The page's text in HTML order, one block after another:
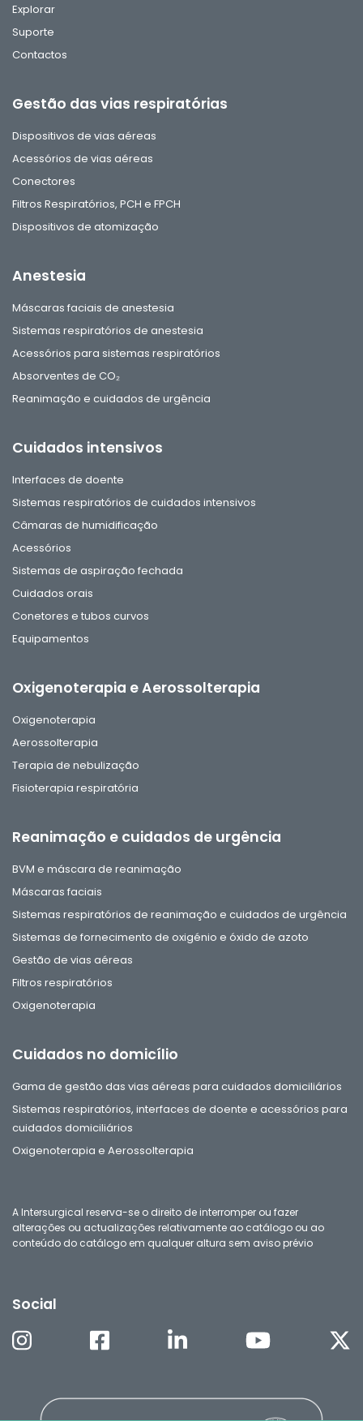
Explorar
Suporte
Contactos
Gestão das vias respiratórias
Dispositivos de vias aéreas
Acessórios de vias aéreas
Conectores
Filtros Respiratórios, PCH e FPCH
Dispositivos de atomização
Anestesia
Máscaras faciais de anestesia
Sistemas respiratórios de anestesia
Acessórios para sistemas respiratórios
Absorventes de CO₂
Reanimação e cuidados de urgência
Cuidados intensivos
Interfaces de doente
Sistemas respiratórios de cuidados intensivos
Câmaras de humidificação
Acessórios
Sistemas de aspiração fechada
Cuidados orais
Conetores e tubos curvos
Equipamentos
Oxigenoterapia e Aerossolterapia
Oxigenoterapia
Aerossolterapia
Terapia de nebulização
Fisioterapia respiratória
Reanimação e cuidados de urgência
BVM e máscara de reanimação
Máscaras faciais
Sistemas respiratórios de reanimação e cuidados de urgência
Sistemas de fornecimento de oxigénio e óxido de azoto
Gestão de vias aéreas
Filtros respiratórios
Oxigenoterapia
Cuidados no domicílio
Gama de gestão das vias aéreas para cuidados domiciliários
Sistemas respiratórios, interfaces de doente e acessórios para
cuidados domiciliários
Oxigenoterapia e Aerossolterapia
A Intersurgical reserva-se o direito de interromper ou fazer
alterações ou actualizações relativamente ao catálogo ou ao
conteúdo do catálogo em qualquer altura sem aviso prévio
Social